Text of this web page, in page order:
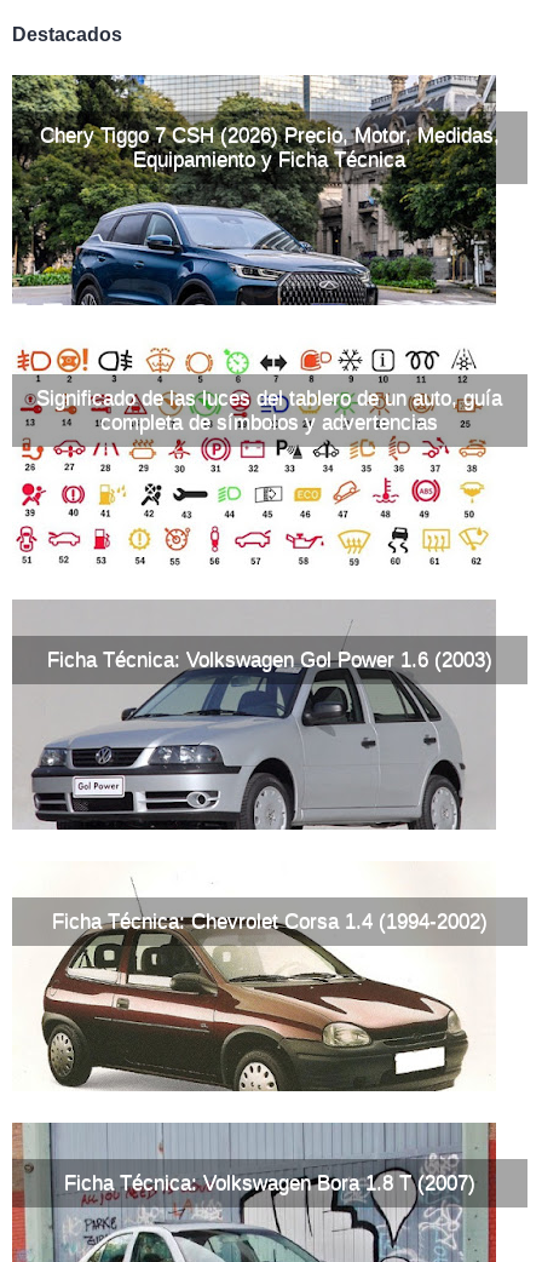
Destacados
Chery Tiggo 7 CSH (2026) Precio, Motor, Medidas,
Equipamiento y Ficha Técnica
Significado de las luces del tablero de un auto, guía
completa de símbolos y advertencias
Ficha Técnica: Volkswagen Gol Power 1.6 (2003)
Ficha Técnica: Chevrolet Corsa 1.4 (1994-2002)
Ficha Técnica: Volkswagen Bora 1.8 T (2007)